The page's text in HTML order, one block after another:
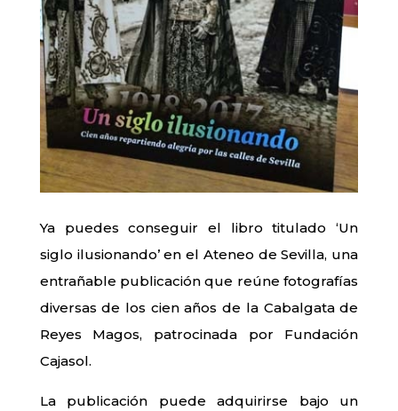
Ya puedes conseguir el libro titulado ‘Un
siglo ilusionando’ en el Ateneo de Sevilla, una
entrañable publicación que reúne fotografías
diversas de los cien años de la Cabalgata de
Reyes Magos, patrocinada por Fundación
Cajasol.
La publicación puede adquirirse bajo un